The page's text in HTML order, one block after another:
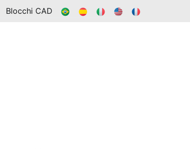
Blocchi CAD BR ES ESSO